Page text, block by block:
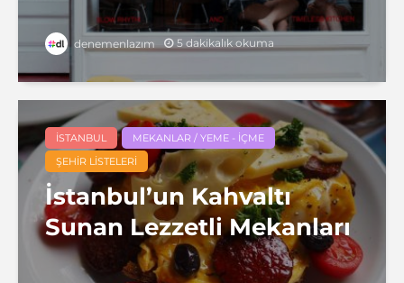
denemenlazım 5 dakikalık okuma
İSTANBUL
MEKANLAR / YEME - İÇME
ŞEHIR LISTELERI
İstanbul’un Kahvaltı
Sunan Lezzetli Mekanları